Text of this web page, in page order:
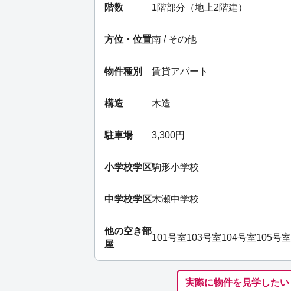
階数 1階部分（地上2階建）
方位・位置南 / その他
物件種別 賃貸アパート
構造 木造
駐車場 3,300円
小学校学区駒形小学校
中学校学区木瀬中学校
他の空き部
屋
101号室103号室104号室105号室
実際に物件を見学したい